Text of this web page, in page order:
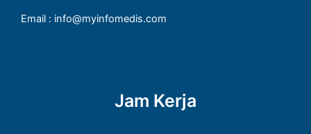
Email : info@myinfomedis.com
Jam Kerja